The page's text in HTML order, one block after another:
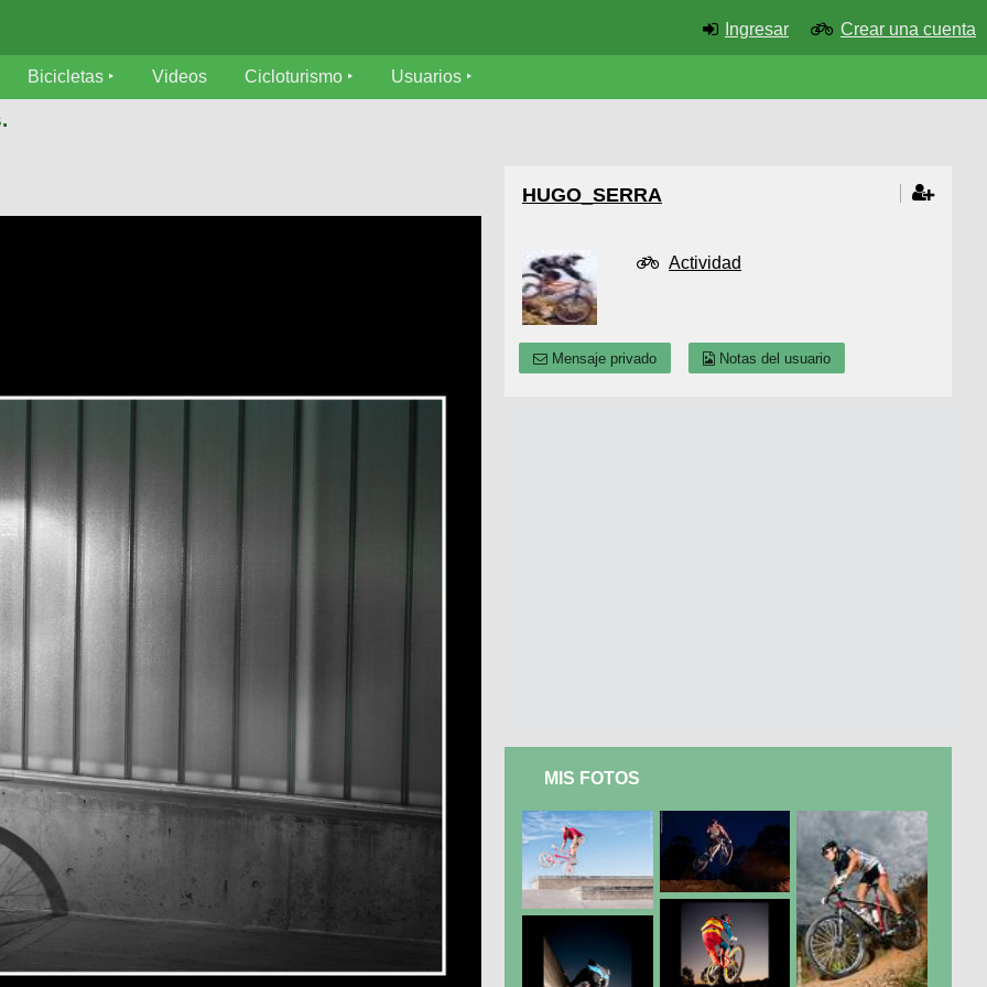
Ingresar Crear una cuenta
Bicicletas Videos Cicloturismo Usuarios
HUGO_SERRA
Actividad
Mensaje privado Notas del usuario
MIS FOTOS